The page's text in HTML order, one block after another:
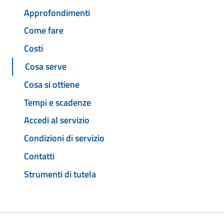
Approfondimenti
Come fare
Costi
Cosa serve
Cosa si ottiene
Tempi e scadenze
Accedi al servizio
Condizioni di servizio
Contatti
Strumenti di tutela